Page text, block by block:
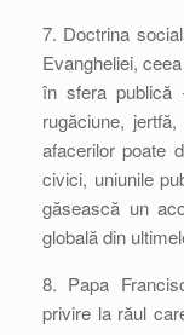
7. Doctrina
Evangheliei,
în sfera publică
rugăciune,
afacerilor poate
civici, uniunile
găsească un
globală din
8. Papa
privire la răul